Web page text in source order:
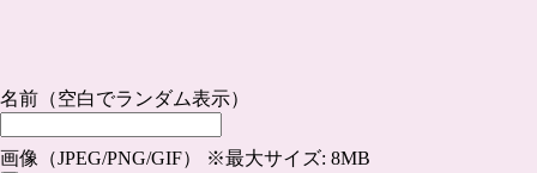
名前（空白でランダム表示）
画像（JPEG/PNG/GIF） ※最大サイズ: 8MB